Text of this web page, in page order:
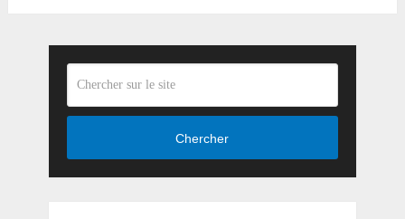
Chercher